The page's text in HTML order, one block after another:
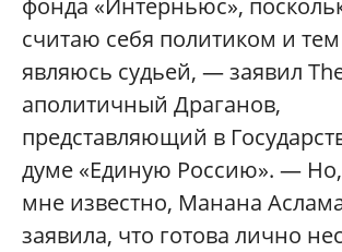
фонда «Интерньюс»,
считаю себя политиком и
являюсь судьей, — заявил
аполитичный Драганов,
представляющий в
думе «Единую Россию». — Но,
мне известно, Манана
заявила, что готова лично